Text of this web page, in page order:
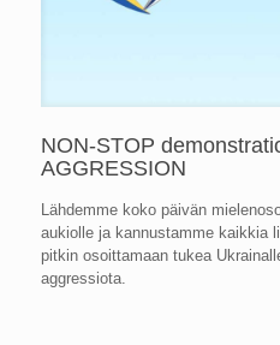
NON-STOP
AGGRESSION
Lähdemme koko päivän
aukiolle ja kannustamme kaikkia
pitkin osoittamaan tukea
aggressiota.